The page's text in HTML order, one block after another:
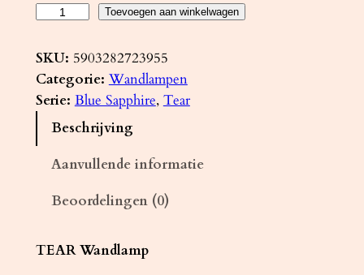
n
d
l
R
Toevoegen aan winkelwagen
SKU: 5903282723955
Categorie: Wandlampen
Serie: Blue Sapphire, Tear
Beschrijving
Aanvullende informatie
Beoordelingen (0)
TEAR Wandlamp